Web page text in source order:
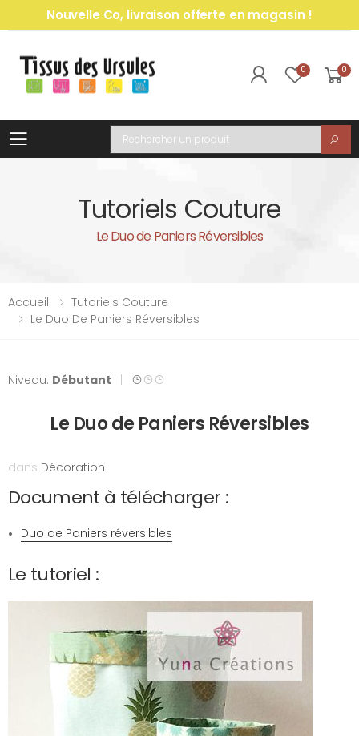
Nouvelle Co, livraison offerte en magasin !
0 0
Toggle mobile menu
Recherche
Tutoriels Couture
Le Duo de Paniers Réversibles
Accueil
Tutoriels Couture
Le Duo De Paniers Réversibles
Niveau: Débutant
Le Duo de Paniers Réversibles
dans Décoration
Document à télécharger :
Duo de Paniers réversibles
Le tutoriel :